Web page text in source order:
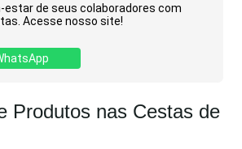
estar de seus colaboradores com
Acesse nosso site!
Produtos nas Cestas de